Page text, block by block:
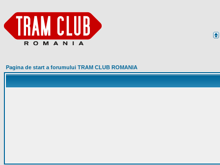
Pagina de start a forumului TRAM CLUB ROMANIA